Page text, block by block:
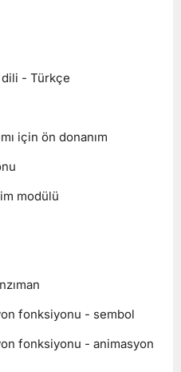
- Türkçe
için ön donanım
modülü
fonksiyonu - sembol
fonksiyonu - animasyon